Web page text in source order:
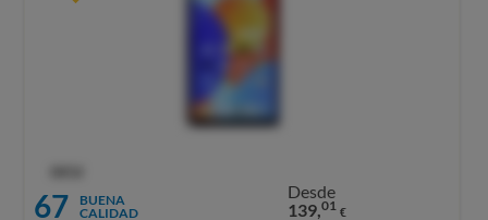
67
BUENA
CALIDAD
Desde
139,01 €